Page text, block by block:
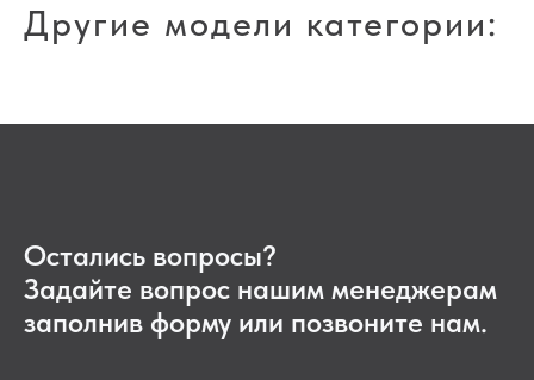
Другие модели категории:
Остались вопросы?
Задайте вопрос нашим менеджерам
заполнив форму или позвоните нам.